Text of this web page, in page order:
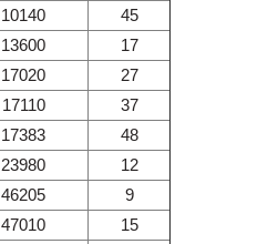
10140
45
13600
17
17020
27
17110
37
17383
48
23980
12
46205
9
47010
15